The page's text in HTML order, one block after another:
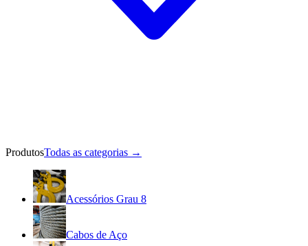
ProdutosTodas as categorias →
Acessórios Grau 8
Cabos de Aço